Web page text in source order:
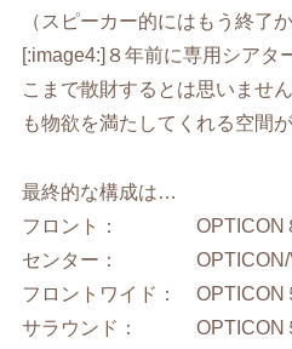
（スピーカー的にはもう終了
[:image4:]８年前に専用シアタ
こまで散財するとは思いませ
も物欲を満たしてくれる空間
最終的な構成は…
フロント： OPTICON８
センター： OPTICON/
フロントワイド： OPTICON
サラウンド： OPTICON５